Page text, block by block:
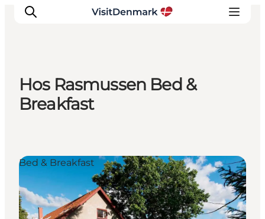
Inspiration
Planera resan
Hos Rasmussen Bed &
Breakfast
Bed & Breakfast